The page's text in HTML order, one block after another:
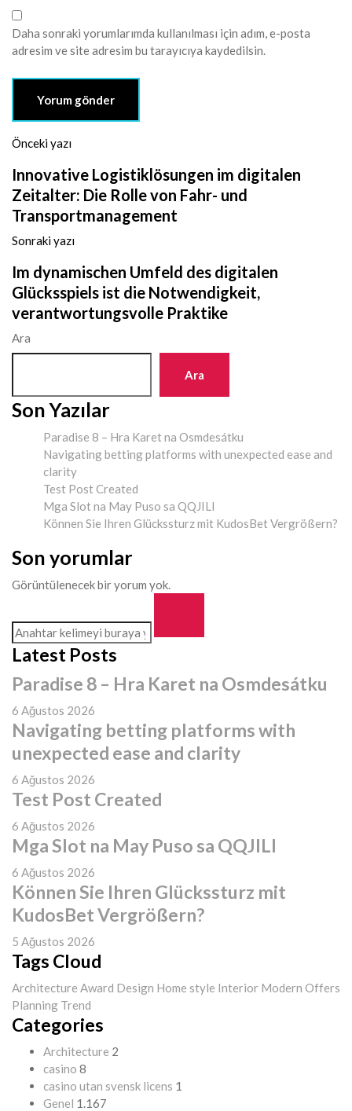
Daha sonraki yorumlarımda kullanılması için adım, e-posta
adresim ve site adresim bu tarayıcıya kaydedilsin.
Önceki yazı
Innovative Logistiklösungen im digitalen
Zeitalter: Die Rolle von Fahr- und
Transportmanagement
Sonraki yazı
Im dynamischen Umfeld des digitalen
Glücksspiels ist die Notwendigkeit,
verantwortungsvolle Praktike
Ara
Ara
Son Yazılar
Paradise 8 – Hra Karet na Osmdesátku
Navigating betting platforms with unexpected ease and
clarity
Test Post Created
Mga Slot na May Puso sa QQJILI
Können Sie Ihren Glückssturz mit KudosBet Vergrößern?
Son yorumlar
Görüntülenecek bir yorum yok.
Latest Posts
Paradise 8 – Hra Karet na Osmdesátku
6 Ağustos 2026
Navigating betting platforms with
unexpected ease and clarity
6 Ağustos 2026
Test Post Created
6 Ağustos 2026
Mga Slot na May Puso sa QQJILI
6 Ağustos 2026
Können Sie Ihren Glückssturz mit
KudosBet Vergrößern?
5 Ağustos 2026
Tags Cloud
Architecture Award Design Home style Interior Modern Offers
Planning Trend
Categories
Architecture 2
casino 8
casino utan svensk licens 1
Genel 1.167